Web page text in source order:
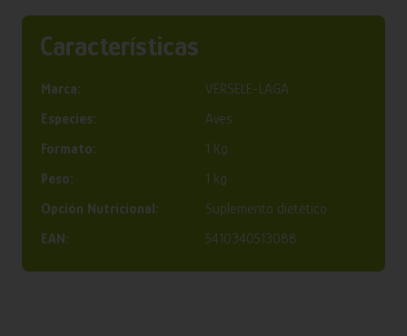
Características
Marca:
VERSELE-LAGA
Especies:
Aves
Formato:
1 Kg
Peso:
1 kg
Opción Nutricional:
Suplemento dietético
EAN:
5410340513088